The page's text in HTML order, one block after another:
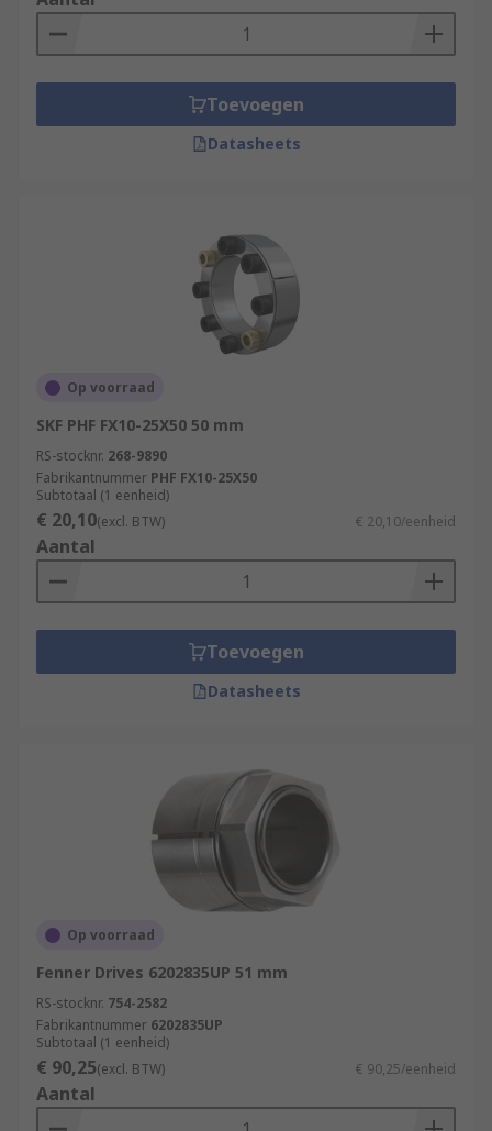
Toevoegen
Datasheets
Op voorraad
SKF PHF FX10-25X50 50 mm
RS-stocknr. 268-9890
Fabrikantnummer PHF FX10-25X50
Subtotaal (1 eenheid)
€ 20,10(excl. BTW) € 20,10/eenheid
Aantal
Toevoegen
Datasheets
Op voorraad
Fenner Drives 6202835UP 51 mm
RS-stocknr. 754-2582
Fabrikantnummer 6202835UP
Subtotaal (1 eenheid)
€ 90,25(excl. BTW) € 90,25/eenheid
Aantal